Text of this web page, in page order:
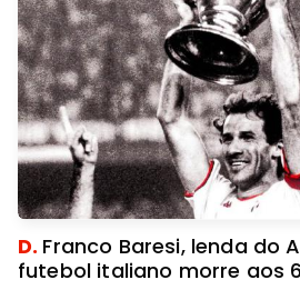
D. Franco Baresi, lenda do
futebol italiano morre aos